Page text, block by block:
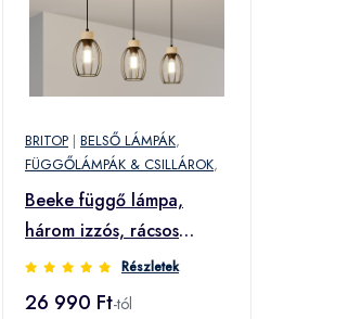
BRITOP | BELSŐ LÁMPÁK,
FÜGGŐLÁMPÁK & CSILLÁROK,
Beeke függő lámpa,
három izzós, rácsos
búrával
Részletek
26 990 Ft-tól